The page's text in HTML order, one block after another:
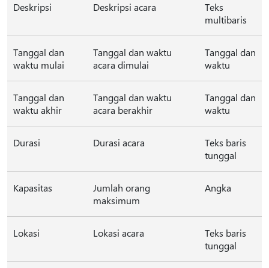
Deskripsi Deskripsi acara
Teks
multibaris
Tanggal dan
waktu mulai
Tanggal dan waktu
acara dimulai
Tanggal dan
waktu
Tanggal dan
waktu akhir
Tanggal dan waktu
acara berakhir
Tanggal dan
waktu
Durasi Durasi acara
Teks baris
tunggal
Kapasitas
Jumlah orang
maksimum
Angka
Lokasi Lokasi acara
Teks baris
tunggal